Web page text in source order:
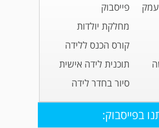
פייסבוק
מחלקת יולדות
קורס הכנס ללידה
תוכנית לידה אישית
סיור בחדר לידה
בפייסבוק: